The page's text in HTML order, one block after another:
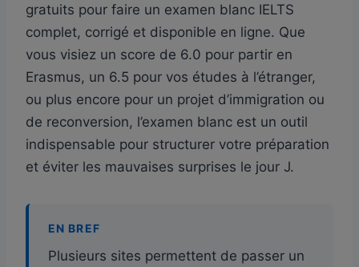
gratuits pour faire un examen blanc IELTS
complet, corrigé et disponible en ligne. Que
vous visiez un score de 6.0 pour partir en
Erasmus, un 6.5 pour vos études à l’étranger,
ou plus encore pour un projet d’immigration ou
de reconversion, l’examen blanc est un outil
indispensable pour structurer votre préparation
et éviter les mauvaises surprises le jour J.
EN BREF
Plusieurs sites permettent de passer un